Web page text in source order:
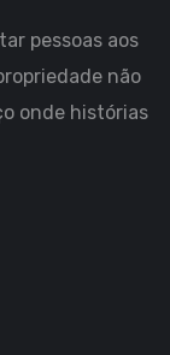
pessoas aos
não
onde histórias